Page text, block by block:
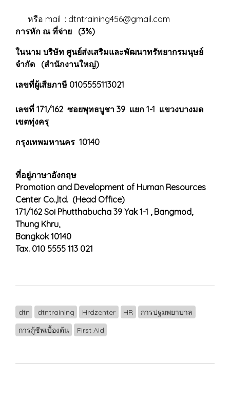
หรือ mail : dtntraining456@gmail.com
การหัก ณ ที่จ่าย (3%)
ในนาม บริษัท ศูนย์ส่งเสริมและพัฒนาทรัพยากรมนุษย์
จำกัด (สำนักงานใหญ่)
เลขที่ผู้เสียภาษี 0105555113021
เลขที่ 171/162 ซอยพุทธบูชา 39 แยก 1-1 แขวงบางมด
เขตทุ่งครุ
กรุงเทพมหานคร 10140
ที่อยู่ภาษาอังกฤษ
Promotion and Development of Human Resources
Center Co.,ltd. (Head Office)
171/162 Soi Phutthabucha 39 Yak 1-1 , Bangmod,
Thung Khru,
Bangkok 10140
Tax. 010 5555 113 021
dtn dtntraining Hrdzenter HR
การปฐมพยาบาล
การกู้ชีพเบื้องต้น
First Aid